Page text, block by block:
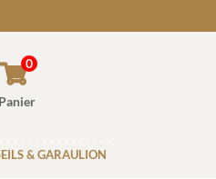
Panier
0
& GARAULION